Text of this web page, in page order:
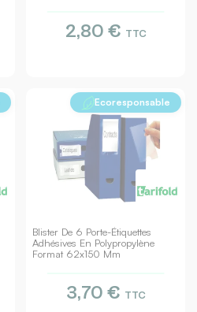
2,80 € TTC
Blister De 6 Porte-Étiquettes
Adhésives En Polypropylène
Format 62x150 Mm
Ecoresponsable
3,70 € TTC